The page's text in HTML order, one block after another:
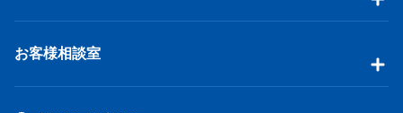
お客様相談室